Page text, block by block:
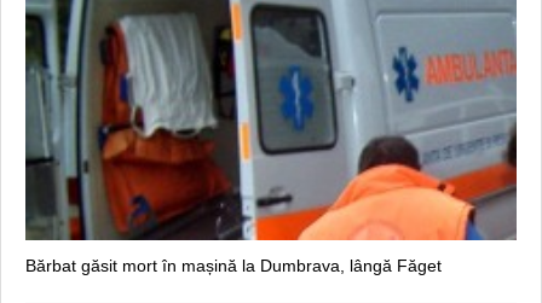
Bărbat găsit mort în mașină la Dumbrava, lângă Făget